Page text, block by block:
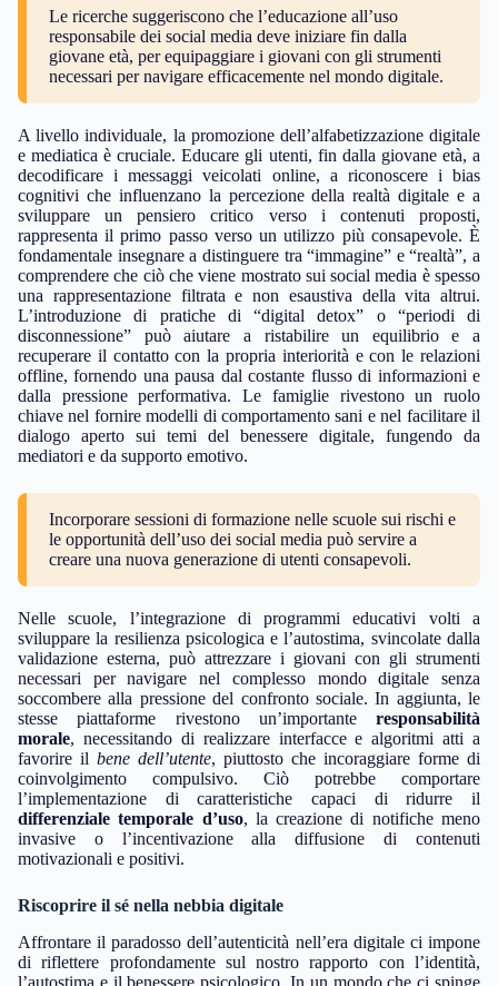
Le ricerche suggeriscono che l’educazione all’uso
responsabile dei social media deve iniziare fin dalla
giovane età, per equipaggiare i giovani con gli strumenti
necessari per navigare efficacemente nel mondo digitale.
A livello individuale, la promozione dell’alfabetizzazione digitale
e mediatica è cruciale. Educare gli utenti, fin dalla giovane età, a
decodificare i messaggi veicolati online, a riconoscere i bias
cognitivi che influenzano la percezione della realtà digitale e a
sviluppare un pensiero critico verso i contenuti proposti,
rappresenta il primo passo verso un utilizzo più consapevole. È
fondamentale insegnare a distinguere tra “immagine” e “realtà”, a
comprendere che ciò che viene mostrato sui social media è spesso
una rappresentazione filtrata e non esaustiva della vita altrui.
L’introduzione di pratiche di “digital detox” o “periodi di
disconnessione” può aiutare a ristabilire un equilibrio e a
recuperare il contatto con la propria interiorità e con le relazioni
offline, fornendo una pausa dal costante flusso di informazioni e
dalla pressione performativa. Le famiglie rivestono un ruolo
chiave nel fornire modelli di comportamento sani e nel facilitare il
dialogo aperto sui temi del benessere digitale, fungendo da
mediatori e da supporto emotivo.
Incorporare sessioni di formazione nelle scuole sui rischi e
le opportunità dell’uso dei social media può servire a
creare una nuova generazione di utenti consapevoli.
Nelle scuole, l’integrazione di programmi educativi volti a
sviluppare la resilienza psicologica e l’autostima, svincolate dalla
validazione esterna, può attrezzare i giovani con gli strumenti
necessari per navigare nel complesso mondo digitale senza
soccombere alla pressione del confronto sociale. In aggiunta, le
stesse piattaforme rivestono un’importante responsabilità
morale, necessitando di realizzare interfacce e algoritmi atti a
favorire il bene dell’utente, piuttosto che incoraggiare forme di
coinvolgimento compulsivo. Ciò potrebbe comportare
l’implementazione di caratteristiche capaci di ridurre il
differenziale temporale d’uso, la creazione di notifiche meno
invasive o l’incentivazione alla diffusione di contenuti
motivazionali e positivi.
Riscoprire il sé nella nebbia digitale
Affrontare il paradosso dell’autenticità nell’era digitale ci impone
di riflettere profondamente sul nostro rapporto con l’identità,
l’autostima e il benessere psicologico. In un mondo che ci spinge